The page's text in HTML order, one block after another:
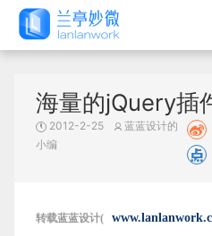
海量的jQuery插
2012-2-25
蓝蓝设计的
小编
转载蓝蓝设计(